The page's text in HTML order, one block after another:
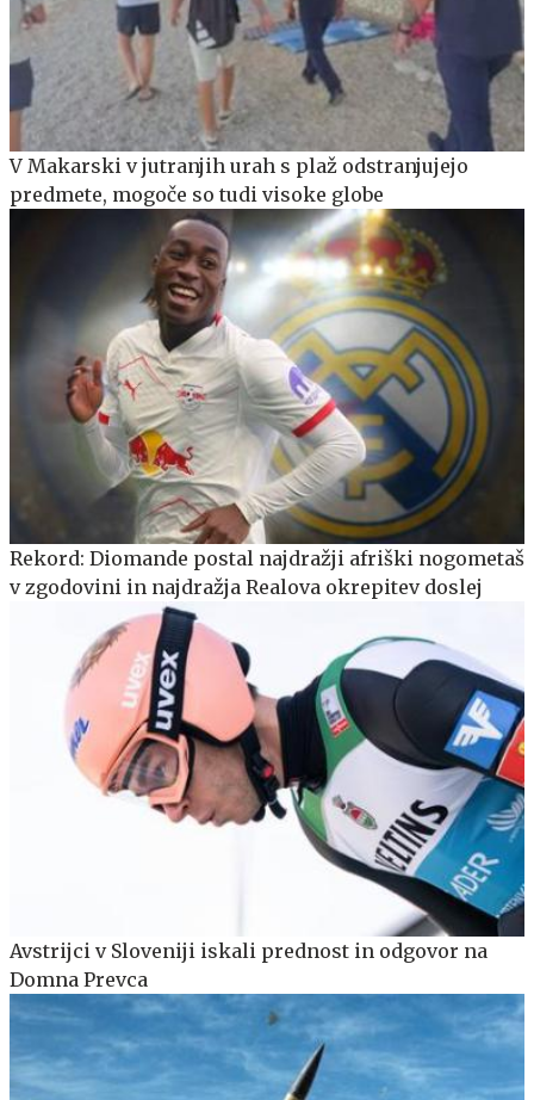
V Makarski v jutranjih urah s plaž odstranjujejo
predmete, mogoče so tudi visoke globe
Rekord: Diomande postal najdražji afriški nogometaš
v zgodovini in najdražja Realova okrepitev doslej
Avstrijci v Sloveniji iskali prednost in odgovor na
Domna Prevca